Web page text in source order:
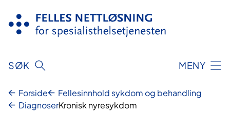
innhold
SØK MENY
Forside
Fellesinnhold sykdom og behandling
DiagnoserKronisk nyresykdom